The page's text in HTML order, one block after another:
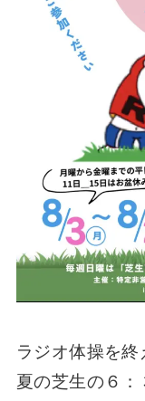
ラジオ体操を終
夏の芝生の６：